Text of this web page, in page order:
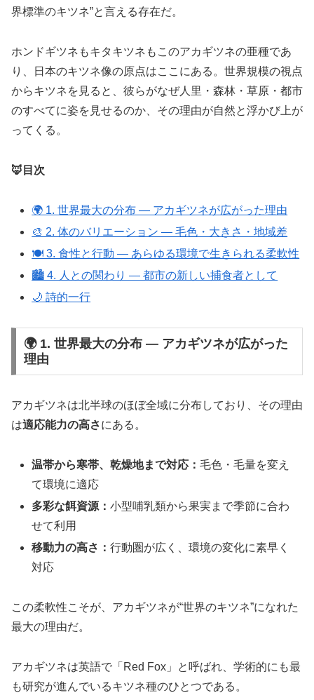
界標準のキツネ”と言える存在だ。
ホンドギツネもキタキツネもこのアカギツネの亜種であ
り、日本のキツネ像の原点はここにある。世界規模の視点
からキツネを見ると、彼らがなぜ人里・森林・草原・都市
のすべてに姿を見せるのか、その理由が自然と浮かび上が
ってくる。
🦊目次
🌍 1. 世界最大の分布 ― アカギツネが広がった理由
🎨 2. 体のバリエーション ― 毛色・大きさ・地域差
🍽️ 3. 食性と行動 ― あらゆる環境で生きられる柔軟性
🏙️ 4. 人との関わり ― 都市の新しい捕食者として
🌙 詩的一行
🌍 1. 世界最大の分布 ― アカギツネが広がった
理由
アカギツネは北半球のほぼ全域に分布しており、その理由
は適応能力の高さにある。
温帯から寒帯、乾燥地まで対応：毛色・毛量を変え
て環境に適応
多彩な餌資源：小型哺乳類から果実まで季節に合わ
せて利用
移動力の高さ：行動圏が広く、環境の変化に素早く
対応
この柔軟性こそが、アカギツネが“世界のキツネ”になれた
最大の理由だ。
アカギツネは英語で「Red Fox」と呼ばれ、学術的にも最
も研究が進んでいるキツネ種のひとつである。